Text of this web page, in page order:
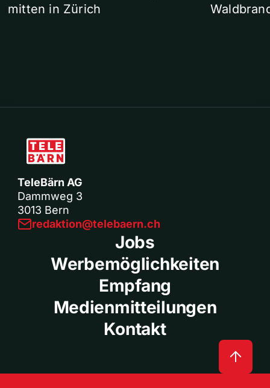
mitten in Zürich
TeleBärn AG
Dammweg 3
3013 Bern
redaktion@telebaern.ch
Jobs
Werbemöglichkeiten
Empfang
Medienmitteilungen
Kontakt